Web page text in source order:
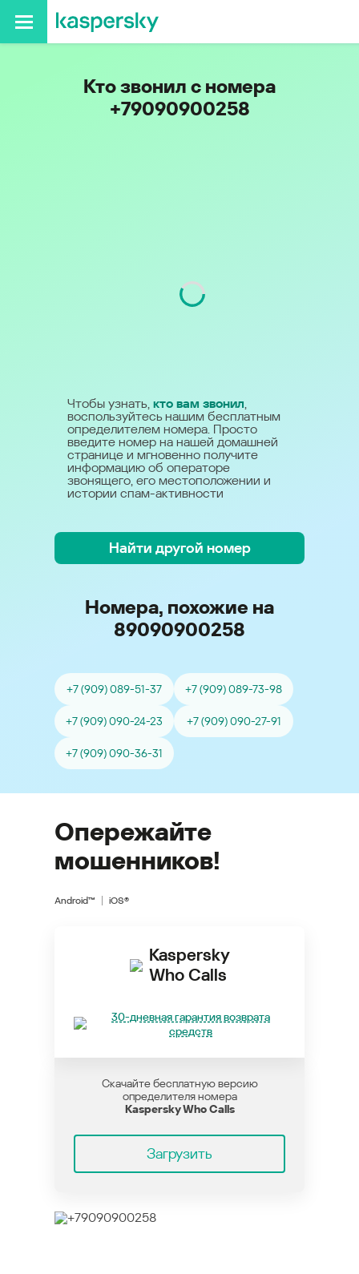
Кто звонил с номера
+79090900258
Чтобы узнать, кто вам звонил,
воспользуйтесь нашим бесплатным
определителем номера. Просто
введите номер на нашей домашней
странице и мгновенно получите
информацию об операторе
звонящего, его местоположении и
истории спам-активности
Найти другой номер
Номера, похожие на
89090900258
+7 (909) 089-51-37 +7 (909) 089-73-98
+7 (909) 090-24-23 +7 (909) 090-27-91
+7 (909) 090-36-31
Опережайте
мошенников!
Android™ iOS®
Kaspersky
Who Calls
30-дневная гарантия возврата
средств
Скачайте бесплатную версию
определителя номера
Kaspersky Who Calls
Загрузить